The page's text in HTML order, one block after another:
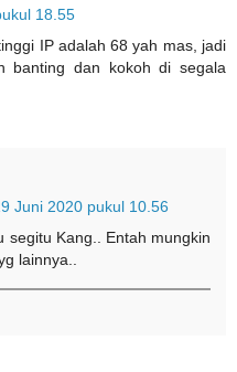
18.55
IP adalah 68 yah mas, jadi
banting dan kokoh di segala
Juni 2020 pukul 10.56
segitu Kang.. Entah mungkin
lainnya..